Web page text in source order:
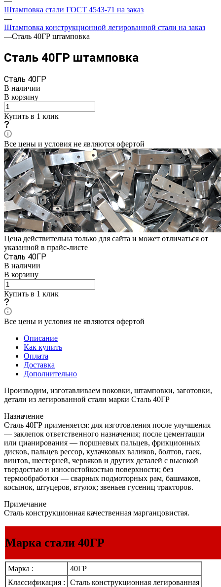
Штамповка стали ГОСТ 4543-71 на заказ
—
Штамповка конструкционной легированной стали на заказ
—Сталь 40ГР штамповка
Сталь 40ГР штамповка
Сталь 40ГР
В наличии
В корзину
Купить в 1 клик
Все цены и условия не являются офертой
Цена действительна только для сайта и может отличаться от
указанной в прайс-листе
Сталь 40ГР
В наличии
В корзину
Купить в 1 клик
Все цены и условия не являются офертой
Описание
Как купить
Оплата
Доставка
Дополнительно
Производим, изготавливаем поковки, штамповки, заготовки,
детали из легированной стали марки Сталь 40ГР
Назначение
Сталь 40ГР применяется: для изготовления после улучшения
— заклепок ответственного назначения; после цементации
или цианирования — поршневых пальцев, фрикционных
дисков, пальцев рессор, кулачковых валиков, болтов, гаек,
винтов, шестерней, червяков и других деталей с высокой
твердостью и износостойкостью поверхности; без
термообработки — сварных подмоторных рам, башмаков,
косынок, штуцеров, втулок; звеньев гусениц тракторов.
Примечание
Сталь конструкционная качественная марганцовистая.
Марка стали 40ГР
Марка :
40ГР
Классификация :
Сталь конструкционная легированная